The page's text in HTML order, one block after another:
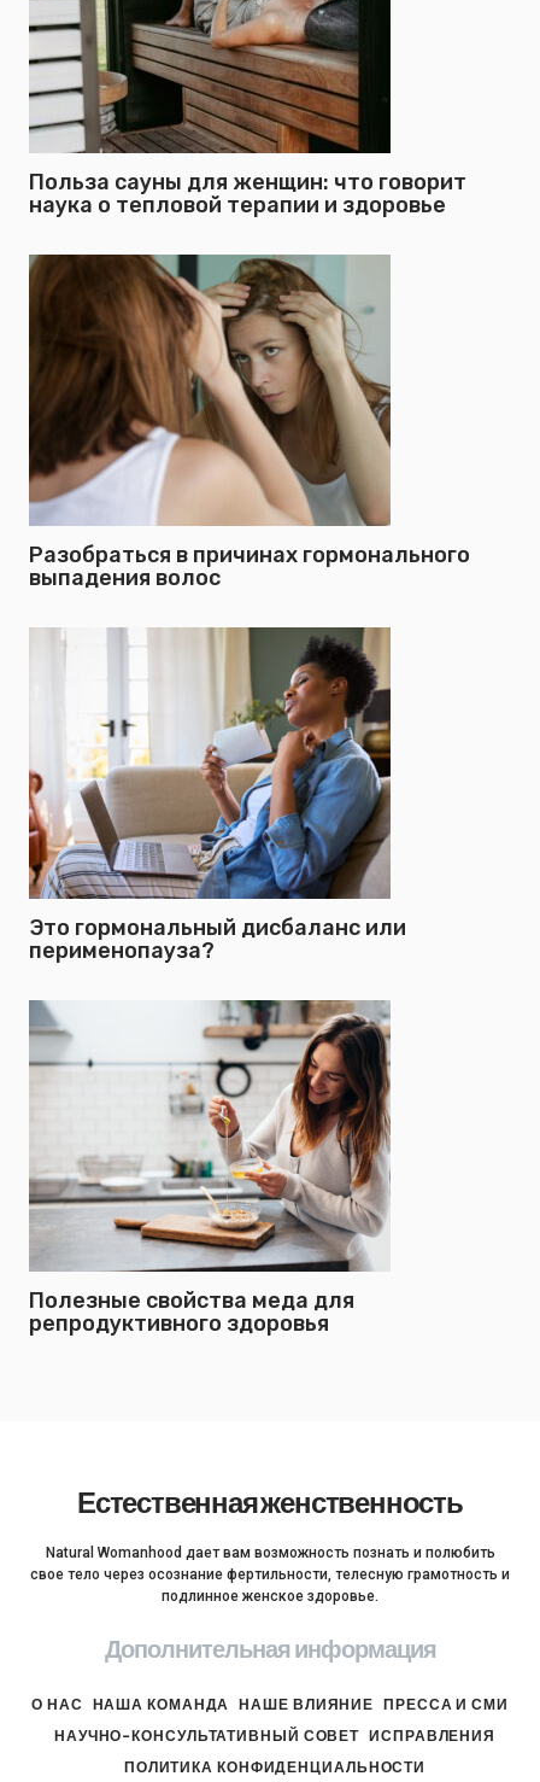
Польза сауны для женщин: что говорит
наука о тепловой терапии и здоровье
Разобраться в причинах гормонального
выпадения волос
Это гормональный дисбаланс или
перименопауза?
Полезные свойства меда для
репродуктивного здоровья
Естественная женственность
Natural Womanhood дает вам возможность познать и полюбить
свое тело через осознание фертильности, телесную грамотность и
подлинное женское здоровье.
Дополнительная информация
О НАС НАША КОМАНДА НАШЕ ВЛИЯНИЕ
ПРЕССА И СМИ
НАУЧНО-КОНСУЛЬТАТИВНЫЙ СОВЕТ ИСПРАВЛЕНИЯ
ПОЛИТИКА КОНФИДЕНЦИАЛЬНОСТИ